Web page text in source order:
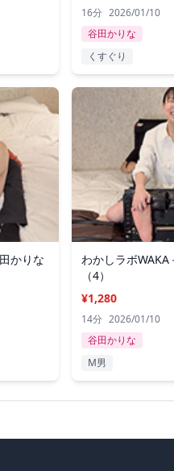
16分 2026/01/10
谷田かりな
くすぐり
かりな
わかしラボ
（4）
¥1,280
14分 2026/01/10
谷田かりな
M男